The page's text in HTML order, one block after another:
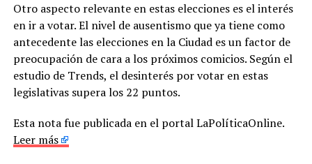
Otro aspecto relevante en estas elecciones es el interés
en ir a votar. El nivel de ausentismo que ya tiene como
antecedente las elecciones en la Ciudad es un factor de
preocupación de cara a los próximos comicios. Según el
estudio de Trends, el desinterés por votar en estas
legislativas supera los 22 puntos.
Esta nota fue publicada en el portal LaPolíticaOnline.
Leer más